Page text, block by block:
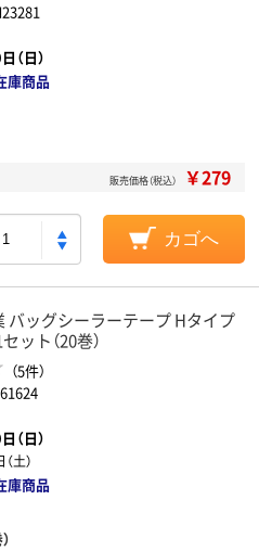
（日）
庫商品
販売価格（税込） ￥279
カゴへ
バッグシーラーテープ Hタイプ
ット（20巻）
（5件）
（日）
土）
庫商品